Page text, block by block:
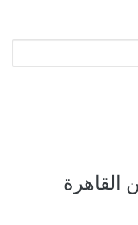
القاهرة